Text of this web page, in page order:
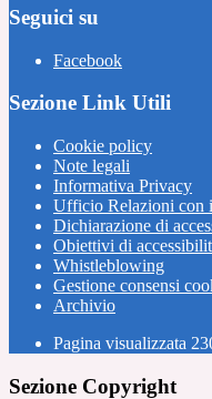
Seguici su
Facebook
Sezione Link Utili
Cookie policy
Note legali
Informativa Privacy
Ufficio Relazioni con
Dichiarazione di
Obiettivi di
Whistleblowing
Gestione consensi
Archivio
Pagina visualizzata
Sezione Copyright